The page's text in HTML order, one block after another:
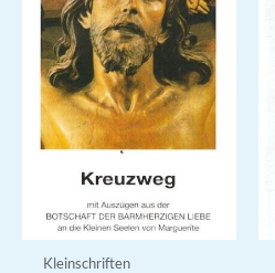
Kleinschriften